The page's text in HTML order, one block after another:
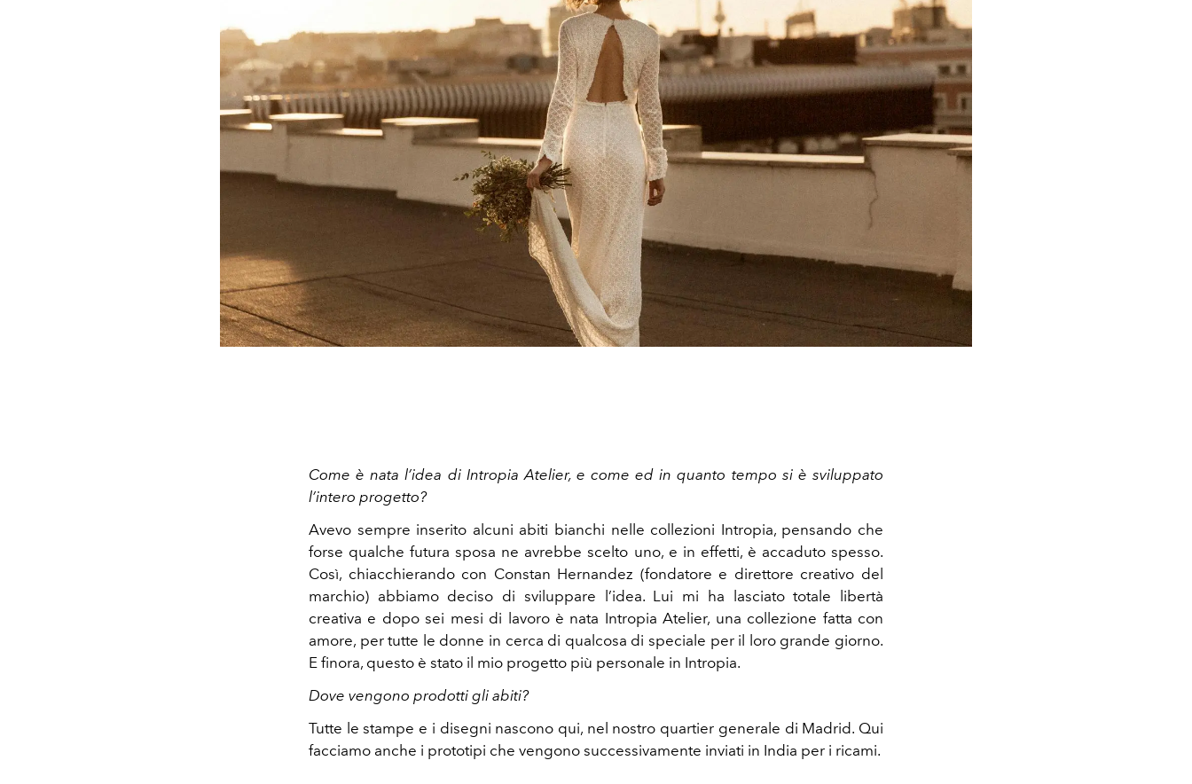
Come è nata l’idea di Intropia Atelier, e come ed in quanto tempo si è sviluppato
l’intero progetto?
Avevo sempre inserito alcuni abiti bianchi nelle collezioni Intropia, pensando che
forse qualche futura sposa ne avrebbe scelto uno, e in effetti, è accaduto spesso.
Così, chiacchierando con Constan Hernandez (fondatore e direttore creativo del
marchio) abbiamo deciso di sviluppare l’idea. Lui mi ha lasciato totale libertà
creativa e dopo sei mesi di lavoro è nata Intropia Atelier, una collezione fatta con
amore, per tutte le donne in cerca di qualcosa di speciale per il loro grande giorno.
E finora, questo è stato il mio progetto più personale in Intropia.
Dove vengono prodotti gli abiti?
Tutte le stampe e i disegni nascono qui, nel nostro quartier generale di Madrid. Qui
facciamo anche i prototipi che vengono successivamente inviati in India per i ricami.